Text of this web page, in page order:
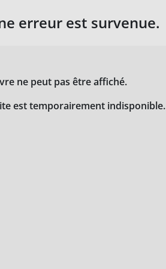
erreur est survenue.
ne peut pas être affiché.
est temporairement indisponible.